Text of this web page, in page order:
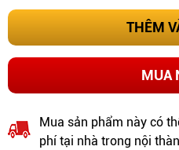
THÊM
MUA
Mua sản phẩm này có
phí tại nhà trong nội